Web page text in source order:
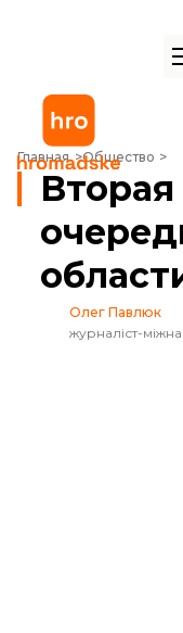
Главная Общество
Вторая неделя
Олег Павлюк
журналіст-